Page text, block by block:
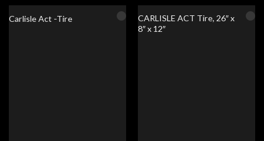
Carlisle Act -Tire
CARLISLE ACT Tire, 26″ x
8″ x 12″